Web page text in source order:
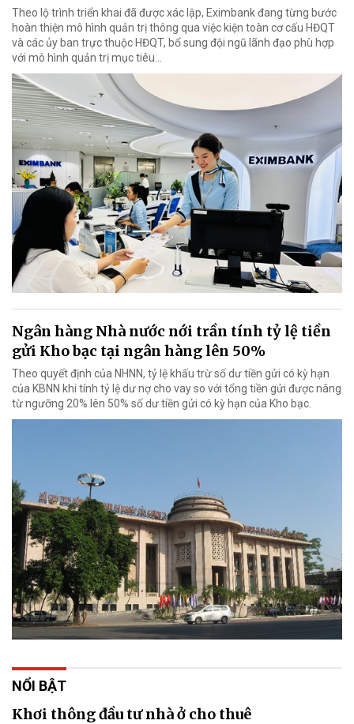
Theo lộ trình triển khai đã được xác lập, Eximbank đang từng bước
hoàn thiện mô hình quản trị thông qua việc kiện toàn cơ cấu HĐQT
và các ủy ban trực thuộc HĐQT, bổ sung đội ngũ lãnh đạo phù hợp
với mô hình quản trị mục tiêu...
Ngân hàng Nhà nước nới trần tính tỷ lệ tiền
gửi Kho bạc tại ngân hàng lên 50%
Theo quyết định của NHNN, tỷ lệ khấu trừ số dư tiền gửi có kỳ hạn
của KBNN khi tính tỷ lệ dư nợ cho vay so với tổng tiền gửi được nâng
từ ngưỡng 20% lên 50% số dư tiền gửi có kỳ hạn của Kho bạc.
NỔI BẬT
Khơi thông đầu tư nhà ở cho thuê